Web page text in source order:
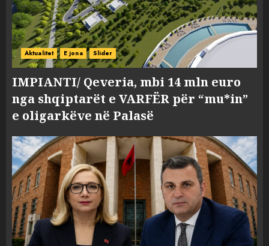
Aktualitet E jona Slider
IMPIANTI/ Qeveria, mbi 14 mln euro
nga shqiptarët e VARFËR për “mu*in”
e oligarkëve në Palasë